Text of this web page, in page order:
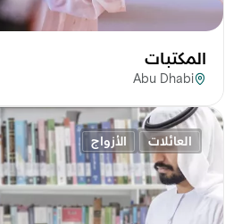
المكتبات
Abu Dhabi
العائلات الأزواج